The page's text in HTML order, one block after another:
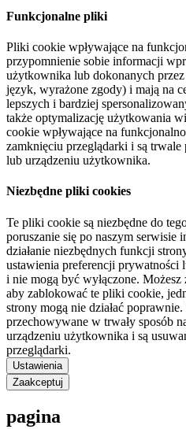
Funkcjonalne pliki
Pliki cookie wpływające na
przypomnienie sobie informacji
użytkownika lub dokonanych
język, wyrażone zgody) i mają na
lepszych i bardziej
także optymalizację użytkowania
cookie wpływające na
zamknięciu przeglądarki i są
lub urządzeniu użytkownika.
Niezbędne pliki cookies
Te pliki cookie są niezbędne do
poruszanie się po naszym serwisie
działanie niezbędnych funkcji
ustawienia preferencji prywatności
i nie mogą być wyłączone.
aby zablokować te pliki cookie,
strony mogą nie działać
przechowywane w trwały sposób
urządzeniu użytkownika i są
przeglądarki.
Ustawienia
Zaakceptuj
pagina